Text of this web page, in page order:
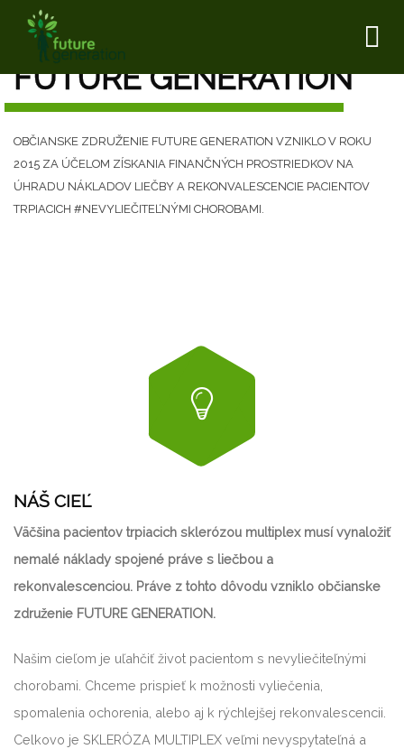
FUTURE GENERATION
OBČIANSKE ZDRUŽENIE FUTURE GENERATION VZNIKLO V ROKU
2015 ZA ÚČELOM ZÍSKANIA FINANČNÝCH PROSTRIEDKOV NA
ÚHRADU NÁKLADOV LIEČBY A REKONVALESCENCIE PACIENTOV
TRPIACICH #NEVYLIEČITEĽNÝMI CHOROBAMI.
NÁŠ CIEĽ
Väčšina pacientov trpiacich sklerózou multiplex musí vynaložiť
nemalé náklady spojené práve s liečbou a
rekonvalescenciou. Práve z tohto dôvodu vzniklo občianske
združenie FUTURE GENERATION.
Našim cieľom je uľahčiť život pacientom s nevyliečiteľnými
chorobami. Chceme prispieť k možnosti vyliečenia,
spomalenia ochorenia, alebo aj k rýchlejšej rekonvalescencii.
Celkovo je SKLERÓZA MULTIPLEX veľmi nevyspytateľná a